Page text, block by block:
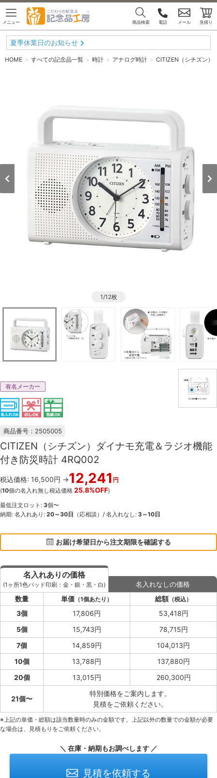
メニュー 商品検索 電話 メール 見積り
夏季休業日のお知らせ
HOME すべての記念品一覧 時計 アナログ時計 CITIZEN（シチズン）
1/12枚
有名メーカー
商品番号：2505005
CITIZEN（シチズン）ダイナモ充電＆ラジオ機能
付き防災時計 4RQ002
税込価格: 16,500円 →12,241 円
(10個の名入れ無し税込価格 25.8%OFF)
最低注文ロット: 3個〜
納期: 名入れあり: 20～30日 （応相談）/ 名入れなし: 3～10日
お届け希望日から注文期限を確認する
名入れありの価格
(1ヶ所1色パッド印刷：金・銀・黒・白)
名入れなしの価格
数量
単価 （1個あたり） 総額 （税込）
3個 17,806円
53,418円
5個
15,743円
78,715円
7個
14,859円
104,013円
10個
13,788円
137,880円
20個
13,015円 260,300円
21個〜
特別価格をご案内します。
見積をご依頼ください。
※上記の単価・総額は該当数量時のみの金額です。上記以外の数量での金額が必要
な場合は、見積もりをご依頼ください。
＼ 在庫・納期もお調べします ／
見積を依頼する